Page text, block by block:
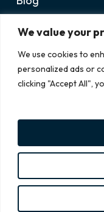
We value your
We use cookies to
personalized ads or
clicking "Accept All",